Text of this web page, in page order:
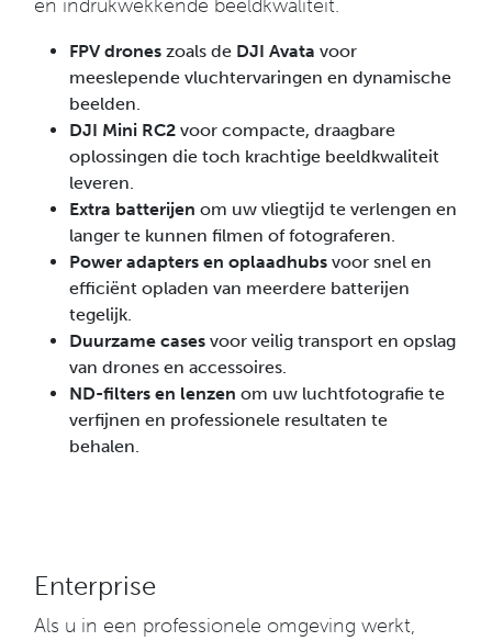
en indrukwekkende beeldkwaliteit.
FPV drones zoals de DJI Avata voor
meeslepende vluchtervaringen en dynamische
beelden.
DJI Mini RC2 voor compacte, draagbare
oplossingen die toch krachtige beeldkwaliteit
leveren.
Extra batterijen om uw vliegtijd te verlengen en
langer te kunnen filmen of fotograferen.
Power adapters en oplaadhubs voor snel en
efficiënt opladen van meerdere batterijen
tegelijk.
Duurzame cases voor veilig transport en opslag
van drones en accessoires.
ND-filters en lenzen om uw luchtfotografie te
verfijnen en professionele resultaten te
behalen.
Enterprise
Als u in een professionele omgeving werkt,